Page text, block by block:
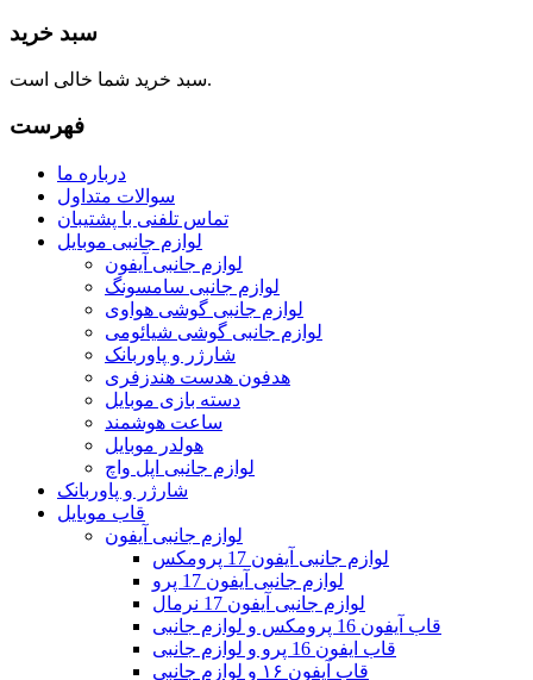
سبد خرید
سبد خرید شما خالی است.
فهرست
درباره ما
سوالات متداول
تماس تلفنی با پشتیبان
لوازم جانبی موبایل
لوازم جانبی آیفون
لوازم جانبی سامسونگ
لوازم جانبی گوشی هواوی
لوازم جانبی گوشی شیائومی
شارژر و پاوربانک
هدفون هدست هندزفری
دسته بازی موبایل
ساعت هوشمند
هولدر موبایل
لوازم جانبی اپل واچ
شارژر و پاوربانک
قاب موبایل
لوازم جانبی آیفون
لوازم جانبی آیفون 17 پرومکس
لوازم جانبی آیفون 17 پرو
لوازم جانبی آیفون 17 نرمال
قاب آیفون 16 پرومکس و لوازم جانبی
قاب ایفون 16 پرو و لوازم جانبی
قاب آیفون ۱۶ و لوازم جانبی